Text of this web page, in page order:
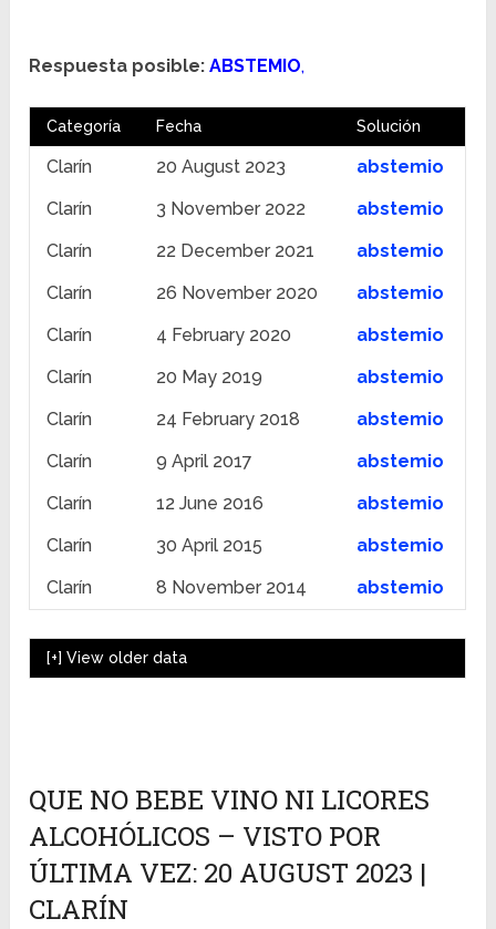
Respuesta posible: ABSTEMIO,
Categoría Fecha Solución
Clarín 20 August 2023
abstemio
Clarín
3 November 2022
abstemio
Clarín
22 December 2021
abstemio
Clarín
26 November 2020
abstemio
Clarín
4 February 2020
abstemio
Clarín
20 May 2019
abstemio
Clarín
24 February 2018
abstemio
Clarín
9 April 2017
abstemio
Clarín
12 June 2016
abstemio
Clarín
30 April 2015
abstemio
Clarín
8 November 2014 abstemio
[+]View older data
QUE NO BEBE VINO NI LICORES
ALCOHÓLICOS – VISTO POR
ÚLTIMA VEZ: 20 AUGUST 2023 |
CLARÍN